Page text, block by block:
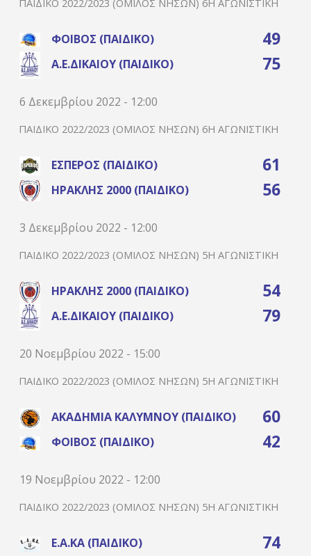
ΦΟΊΒΟΣ (ΠΑΙΔΙΚΌ) 49
Α.Ε.ΔΙΚΑΊΟΥ (ΠΑΙΔΙΚΌ) 75
6 Δεκεμβρίου 2022 - 12:00
ΠΑΙΔΙΚΌ 2022/2023 (ΌΜΙΛΟΣ ΝΉΣΩΝ) 6Η ΑΓΩΝΙΣΤΙΚΉ
ΈΣΠΕΡΟΣ (ΠΑΙΔΙΚΌ) 61
ΗΡΑΚΛΉΣ 2000 (ΠΑΙΔΙΚΌ) 56
3 Δεκεμβρίου 2022 - 12:00
ΠΑΙΔΙΚΌ 2022/2023 (ΌΜΙΛΟΣ ΝΉΣΩΝ) 5Η ΑΓΩΝΙΣΤΙΚΉ
ΗΡΑΚΛΉΣ 2000 (ΠΑΙΔΙΚΌ) 54
Α.Ε.ΔΙΚΑΊΟΥ (ΠΑΙΔΙΚΌ) 79
20 Νοεμβρίου 2022 - 15:00
ΠΑΙΔΙΚΌ 2022/2023 (ΌΜΙΛΟΣ ΝΉΣΩΝ) 5Η ΑΓΩΝΙΣΤΙΚΉ
ΑΚΑΔΗΜΊΑ ΚΑΛΎΜΝΟΥ (ΠΑΙΔΙΚΌ) 60
ΦΟΊΒΟΣ (ΠΑΙΔΙΚΌ) 42
19 Νοεμβρίου 2022 - 12:00
ΠΑΙΔΙΚΌ 2022/2023 (ΌΜΙΛΟΣ ΝΉΣΩΝ) 5Η ΑΓΩΝΙΣΤΙΚΉ
Ε.Α.ΚΑ (ΠΑΙΔΙΚΌ) 74